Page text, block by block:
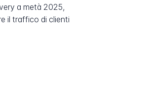
a metà 2025,
il traffico di clienti